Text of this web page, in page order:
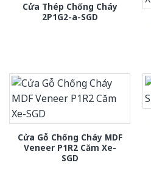
Cửa Thép Chống Cháy
2P1G2-a-SGD
Cửa Gỗ Chống Cháy MDF
Veneer P1R2 Căm Xe-
SGD